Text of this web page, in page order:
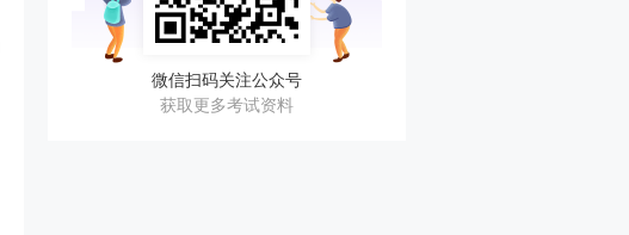
微信扫码关注公众号
获取更多考试资料